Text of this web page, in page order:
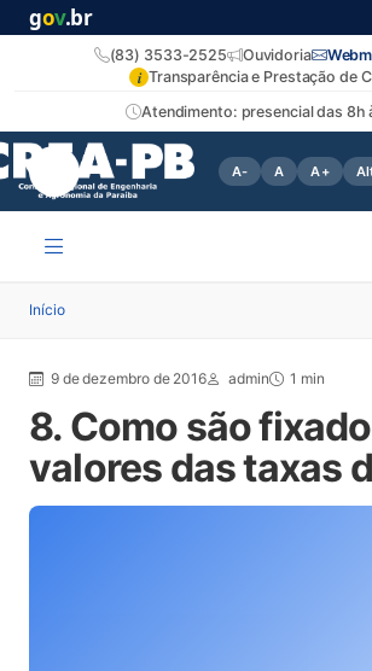
gov.br
Atendimento: presencial das 8h
(83) 3533-2525 Ouvidoria
i Transparência e Prestação de
A- A A+
Início
9 de dezembro de 2016 admin 1 min
8. Como são
valores das taxas